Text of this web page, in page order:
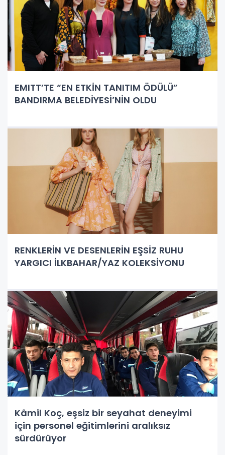
EMITT’TE “EN ETKİN TANITIM ÖDÜLÜ”
BANDIRMA BELEDİYESİ’NİN OLDU
RENKLERİN VE DESENLERİN EŞSİZ RUHU
YARGICI İLKBAHAR/YAZ KOLEKSİYONU
Kâmil Koç, eşsiz bir seyahat deneyimi
için personel eğitimlerini aralıksız
sürdürüyor